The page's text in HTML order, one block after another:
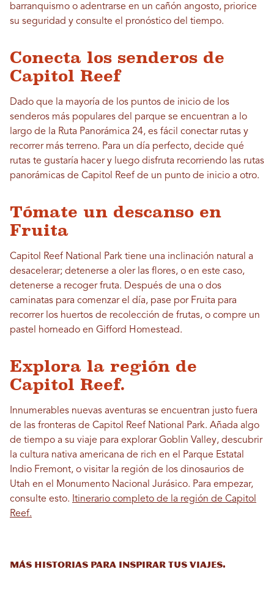
barranquismo o adentrarse en un cañón angosto, priorice
su seguridad y consulte el pronóstico del tiempo.
Conecta los senderos de
Capitol Reef
Dado que la mayoría de los puntos de inicio de los
senderos más populares del parque se encuentran a lo
largo de la Ruta Panorámica 24, es fácil conectar rutas y
recorrer más terreno. Para un día perfecto, decide qué
rutas te gustaría hacer y luego disfruta recorriendo las rutas
panorámicas de Capitol Reef de un punto de inicio a otro.
Tómate un descanso en
Fruita
Capitol Reef National Park tiene una inclinación natural a
desacelerar; detenerse a oler las flores, o en este caso,
detenerse a recoger fruta. Después de una o dos
caminatas para comenzar el día, pase por Fruita para
recorrer los huertos de recolección de frutas, o compre un
pastel horneado en Gifford Homestead.
Explora la región de
Capitol Reef.
Innumerables nuevas aventuras se encuentran justo fuera
de las fronteras de Capitol Reef National Park. Añada algo
de tiempo a su viaje para explorar Goblin Valley, descubrir
la cultura nativa americana de rich en el Parque Estatal
Indio Fremont, o visitar la región de los dinosaurios de
Utah en el Monumento Nacional Jurásico. Para empezar,
consulte esto. Itinerario completo de la región de Capitol
Reef.
MÁS HISTORIAS PARA INSPIRAR TUS VIAJES.